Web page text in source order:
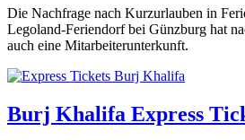
Die Nachfrage nach Kurzurlauben in
Legoland-Feriendorf bei Günzburg hat
auch eine Mitarbeiterunterkunft.
Burj Khalifa Express